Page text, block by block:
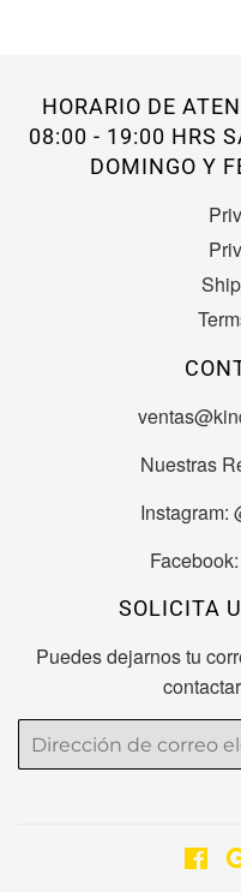
HORARIO DE
08:00 - 19:00 HRS
DOMINGO Y
Nuestras
Instagram:
SOLICITA
Puedes dejarnos tu
Correo
electrónico